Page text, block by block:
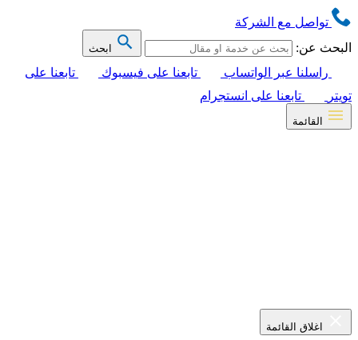
تواصل مع الشركة
البحث عن:
ابحث
راسلنا عبر الواتساب تابعنا على فيسبوك
تابعنا على
تويتر
تابعنا على انستجرام
القائمة
اغلاق القائمة